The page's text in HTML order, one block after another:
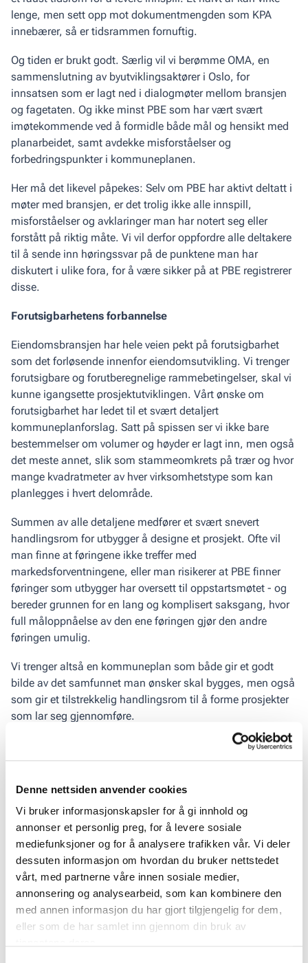
Denne nettsiden anvender cookies
Vi bruker informasjonskapsler for å gi innhold og
annonser et personlig preg, for å levere sosiale
mediefunksjoner og for å analysere trafikken vår. Vi deler
dessuten informasjon om hvordan du bruker nettstedet
vårt, med partnerne våre innen sosiale medier,
annonsering og analysearbeid, som kan kombinere den
med annen informasjon du har gjort tilgjengelig for dem,
eller som de har samlet inn gjennom din bruk av
lenge, men sett opp mot dokumentmengden som KPA
innebærer, så er tidsrammen fornuftig.
Og tiden er brukt godt. Særlig vil vi berømme OMA, en
sammenslutning av byutviklingsaktører i Oslo, for
innsatsen som er lagt ned i dialogmøter mellom bransjen
og fagetaten. Og ikke minst PBE som har vært svært
imøtekommende ved å formidle både mål og hensikt med
planarbeidet, samt avdekke misforståelser og
forbedringspunkter i kommuneplanen.
Her må det likevel påpekes: Selv om PBE har aktivt deltatt i
møter med bransjen, er det trolig ikke alle innspill,
misforståelser og avklaringer man har notert seg eller
forstått på riktig måte. Vi vil derfor oppfordre alle deltakere
til å sende inn høringssvar på de punktene man har
diskutert i ulike fora, for å være sikker på at PBE registrerer
disse.
Forutsigbarhetens forbannelse
Eiendomsbransjen har hele veien pekt på forutsigbarhet
som det forløsende innenfor eiendomsutvikling. Vi trenger
forutsigbare og forutberegnelige rammebetingelser, skal vi
kunne igangsette prosjektutviklingen. Vårt ønske om
forutsigbarhet har ledet til et svært detaljert
kommuneplanforslag. Satt på spissen ser vi ikke bare
bestemmelser om volumer og høyder er lagt inn, men også
det meste annet, slik som stammeomkrets på trær og hvor
mange kvadratmeter av hver virksomhetstype som kan
planlegges i hvert delområde.
Summen av alle detaljene medfører et svært snevert
handlingsrom for utbygger å designe et prosjekt. Ofte vil
man finne at føringene ikke treffer med
markedsforventningene, eller man risikerer at PBE finner
føringer som utbygger har oversett til oppstartsmøtet - og
bereder grunnen for en lang og komplisert saksgang, hvor
full måloppnåelse av den ene føringen gjør den andre
føringen umulig.
Vi trenger altså en kommuneplan som både gir et godt
bilde av det samfunnet man ønsker skal bygges, men også
som gir et tilstrekkelig handlingsrom til å forme prosjekter
som lar seg gjennomføre.
markedskunnskap?
I denne kommuneplanen er særlig disharmonien mot
rådende makro­økonomiske utsikter tydelige. Vi har vært
heldige, og hatt flere tiår med et gunstig økonomisk klima.
Den generelle markedsverdien i eiendom har økt raskere
enn byggekostnadene. Dette har gjort at et prosjekt som
innledningsvis ikke blir vurdert som regninssvarende av
utbygger, likevel har blitt økonomisk bærekraftig ved
planvedtak. Kommunene har altså sett at prosjekter hvor
de har stilt strengere krav og ønsker om lavere